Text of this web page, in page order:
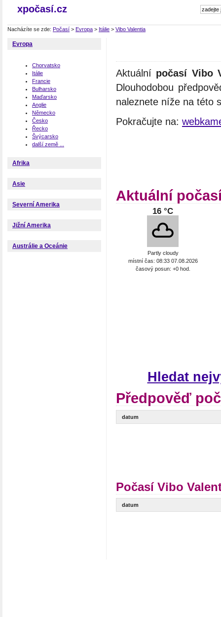
xpočasí.cz
Nacházíte se zde: Počasí > Evropa > Itálie > Vibo Valentia
Evropa
Chorvatsko
Itálie
Francie
Bulharsko
Maďarsko
Anglie
Německo
Česko
Řecko
Švýcarsko
další země ...
Afrika
Asie
Severní Amerika
Jižní Amerika
Austrálie a Oceánie
Aktuální počasí Vibo
Dlouhodobou
naleznete níže na této
Pokračujte na:
Aktuální
16 °C
Partly cloudy
místní čas: 08:33 07.08.2026
časový posun: +0 hod.
Hledat
Předpověď
datum
Počasí Vibo
datum